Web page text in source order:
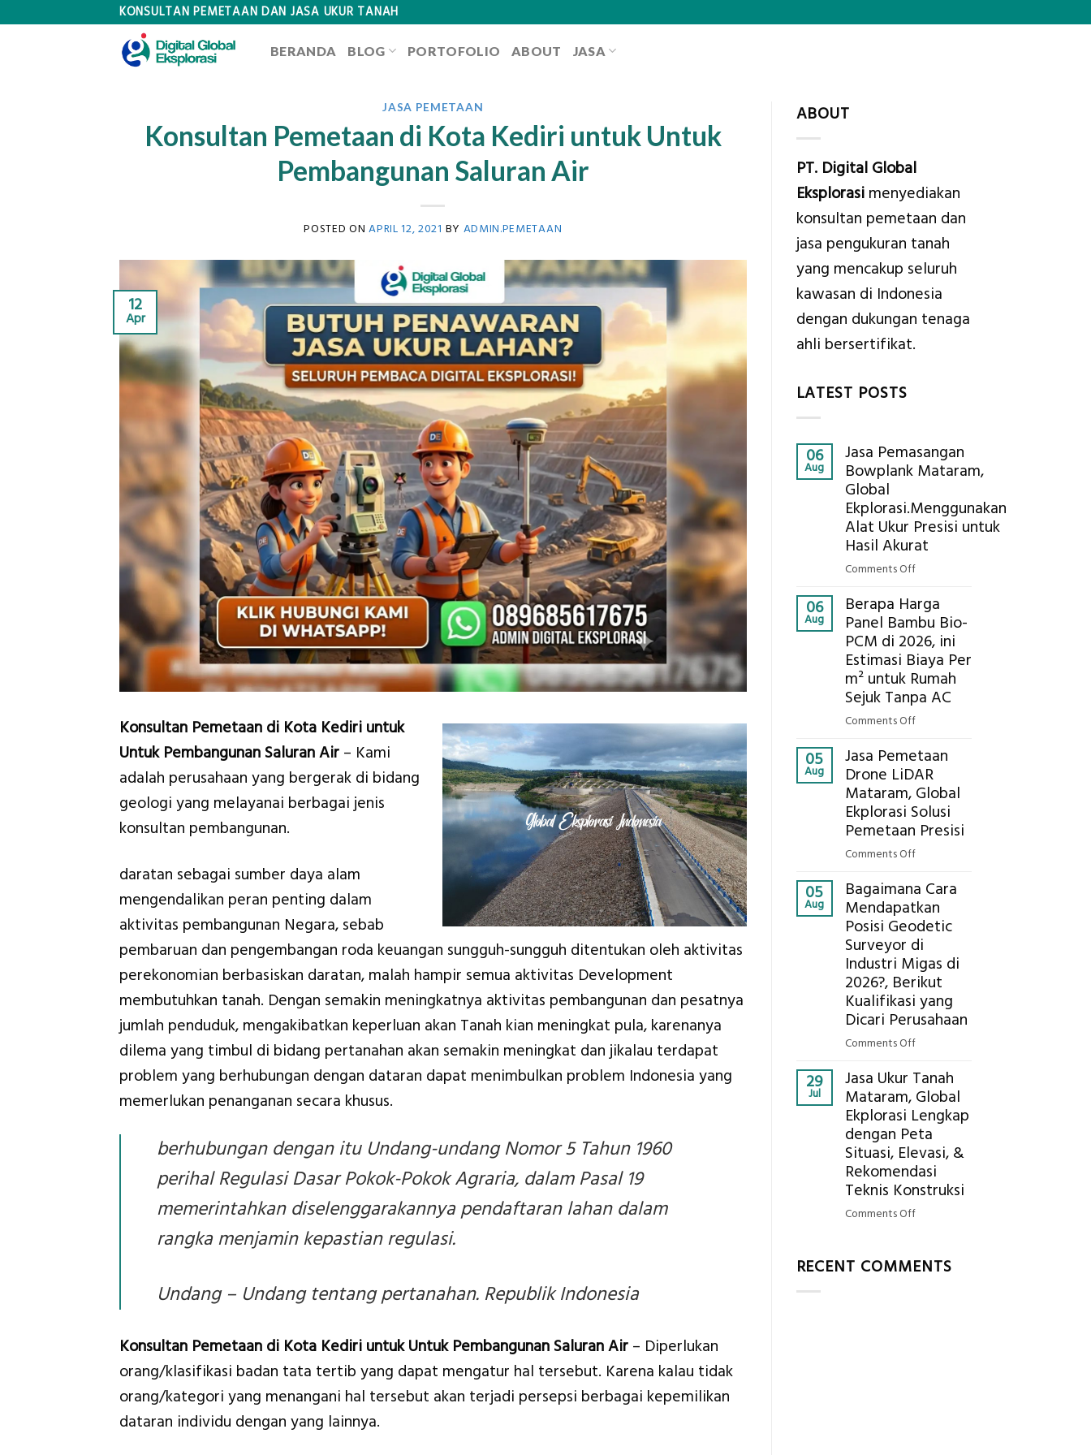
KONSULTAN PEMETAAN DAN JASA UKUR TANAH
BERANDA BLOG PORTOFOLIO ABOUT JASA
JASA PEMETAAN
Konsultan Pemetaan di Kota Kediri untuk Untuk
Pembangunan Saluran Air
POSTED ONAPRIL 12, 2021 BY ADMIN.PEMETAAN
12
Apr
Konsultan Pemetaan di Kota Kediri untuk
Untuk Pembangunan Saluran Air – Kami
adalah perusahaan yang bergerak di bidang
geologi yang melayanai berbagai jenis
konsultan pembangunan.
daratan sebagai sumber daya alam
mengendalikan peran penting dalam
aktivitas pembangunan Negara, sebab
pembaruan dan pengembangan roda keuangan sungguh-sungguh ditentukan oleh aktivitas
perekonomian berbasiskan daratan, malah hampir semua aktivitas Development
membutuhkan tanah. Dengan semakin meningkatnya aktivitas pembangunan dan pesatnya
jumlah penduduk, mengakibatkan keperluan akan Tanah kian meningkat pula, karenanya
dilema yang timbul di bidang pertanahan akan semakin meningkat dan jikalau terdapat
problem yang berhubungan dengan dataran dapat menimbulkan problem Indonesia yang
memerlukan penanganan secara khusus.
berhubungan dengan itu Undang-undang Nomor 5 Tahun 1960
perihal Regulasi Dasar Pokok-Pokok Agraria, dalam Pasal 19
memerintahkan diselenggarakannya pendaftaran lahan dalam
rangka menjamin kepastian regulasi.
Undang – Undang tentang pertanahan. Republik Indonesia
Konsultan Pemetaan di Kota Kediri untuk Untuk Pembangunan Saluran Air – Diperlukan
orang/klasifikasi badan tata tertib yang dapat mengatur hal tersebut. Karena kalau tidak
orang/kategori yang menangani hal tersebut akan terjadi persepsi berbagai kepemilikan
dataran individu dengan yang lainnya.
ABOUT
PT. Digital Global
Eksplorasimenyediakan
konsultan pemetaan dan
jasa pengukuran tanah
yang mencakup seluruh
kawasan di Indonesia
dengan dukungan tenaga
ahli bersertifikat.
LATEST POSTS
06
Aug
Jasa Pemasangan
Bowplank Mataram,
Global
Ekplorasi.Menggunakan
Alat Ukur Presisi untuk
Hasil Akurat
Comments Offon
Pemasangan
Bowplank
Mataram,
Global
Ekplorasi.Menggunakan
Alat
untuk
Hasil
Akurat
06
Aug
Berapa Harga
Panel Bambu Bio-
PCM di 2026, ini
Estimasi Biaya Per
m² untuk Rumah
Sejuk Tanpa AC
Comments Offon
Harga
Panel
Bambu
Bio-
PCM
Estimasi
Biaya
Per
m²
untuk
Rumah
Sejuk
Tanpa
AC
05
Aug
Jasa Pemetaan
Drone LiDAR
Mataram, Global
Ekplorasi Solusi
Pemetaan Presisi
Comments Offon
Pemetaan
Drone
LiDAR
Mataram,
Global
Ekplorasi
Solusi
Pemetaan
05
Aug
Bagaimana Cara
Mendapatkan
Posisi Geodetic
Surveyor di
Industri Migas di
2026?, Berikut
Kualifikasi yang
Dicari Perusahaan
Comments Offon
Cara
Mendapatkan
Posisi
Geodetic
Surveyor
di
Industri
Berikut
Kualifikasi
29
Jul
Jasa Ukur Tanah
Mataram, Global
Ekplorasi Lengkap
dengan Peta
Situasi, Elevasi, &
Rekomendasi
Teknis Konstruksi
Comments Offon
Tanah
RECENT COMMENTS